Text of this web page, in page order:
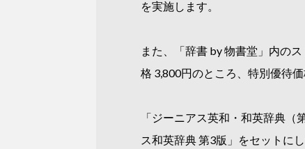
を実施します。
また、「辞書 by 物書堂」内の
格 3,800円のところ、特別優待
「ジーニアス英和・和英辞典
ス和英辞典 第3版」をセットに